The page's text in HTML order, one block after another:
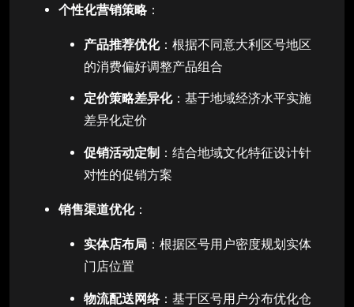
个性化营销策略：
产品推荐优化：根据不同意大利区号地区
的消费偏好调整产品组合
定价策略差异化：基于地域经济水平实施
差异化定价
促销活动定制 ：结合地域文化特征设计针
对性的促销方案
销售渠道优化：
实体店布局 ：根据区号用户密度规划实体
门店位置
物流配送网络：基于区号用户分布优化仓